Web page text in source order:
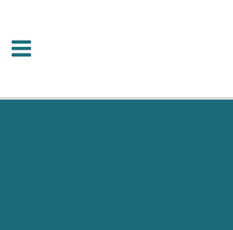
contenuto